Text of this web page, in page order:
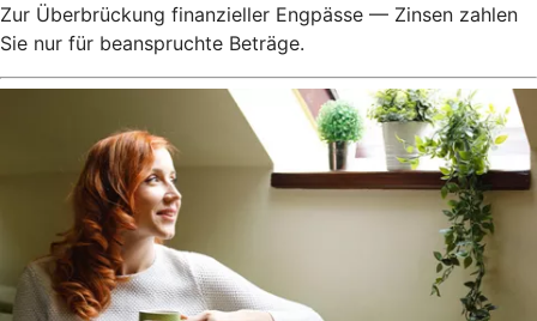
Zur Überbrückung finanzieller Engpässe — Zinsen zahlen
Sie nur für beanspruchte Beträge.